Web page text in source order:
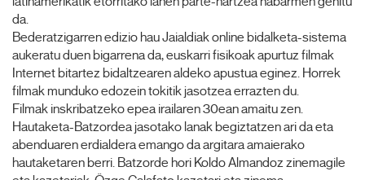
da.
Bederatzigarren edizio hau Jaialdiak online bidalketa-sistema
aukeratu duen bigarrena da, euskarri fisikoak apurtuz filmak
Internet bitartez bidaltzearen aldeko apustua eginez. Horrek
filmak munduko edozein tokitik jasotzea errazten du.
Filmak inskribatzeko epea irailaren 30ean amaitu zen.
Hautaketa-Batzordea jasotako lanak begiztatzen ari da eta
abenduaren erdialdera emango da argitara amaierako
hautaketaren berri. Batzorde hori Koldo Almandoz zinemagile